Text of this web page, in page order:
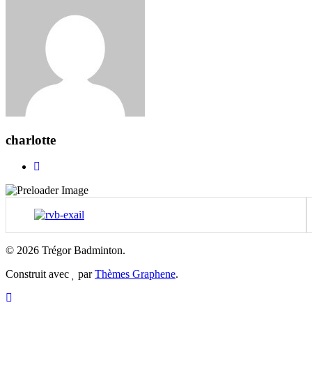
charlotte
© 2026 Trégor Badminton.
Construit avec
parThèmes Graphene.